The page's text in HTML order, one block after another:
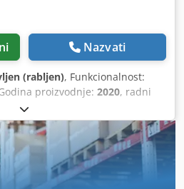
Nazvati
(rabljen), Funkcionalnost:
proizvodnje: 2020, radni
centar za tehnički
s BLM Groupom
i obnovu strojeva, uključujući
jamčeći visoke standarde
logistikom, demontažom i
rizike privatne prodaje.